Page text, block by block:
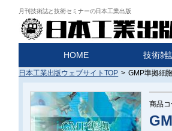
月刊技術誌と技術セミナーの日本工業出版
HOME 技術雑
日本工業出版ウェブサイトTOP > GMP準拠細
商品コ